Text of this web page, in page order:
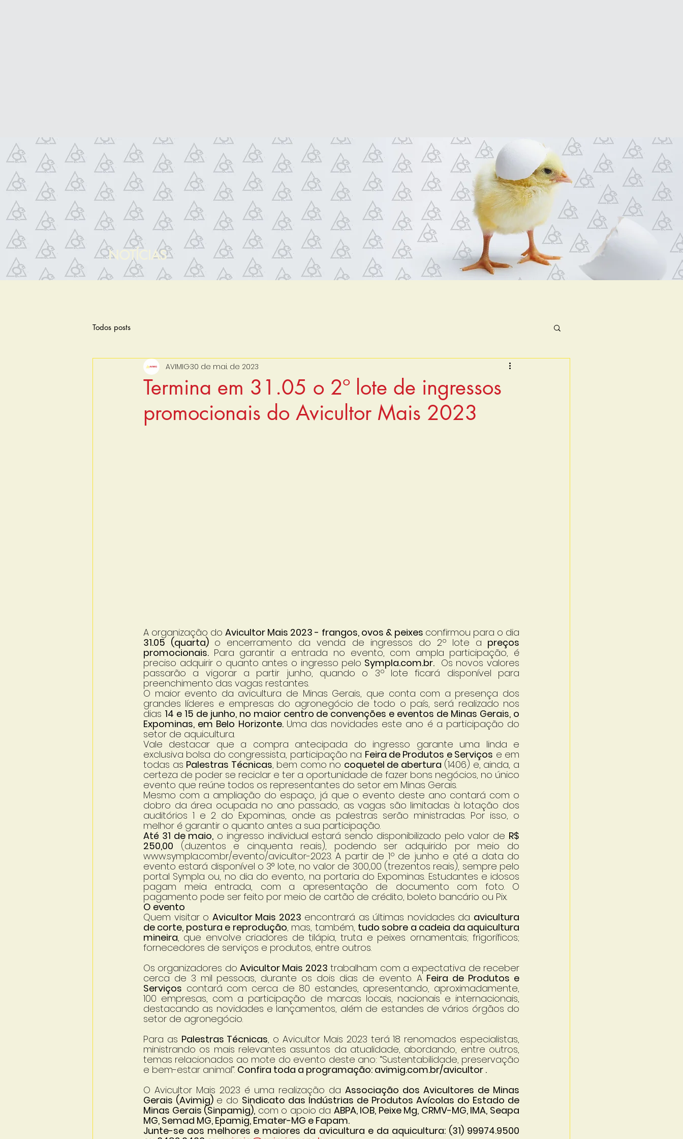
NOTÍCIAS
Todos posts
Termina em 31.05 o 2º lote de ingressos
promocionais do Avicultor Mais 2023
AVIMIG30 de mai. de 2023
A organização do Avicultor Mais 2023 - frangos, ovos & peixes confirmou para o dia
31.05 (quarta) o encerramento da venda de ingressos do 2º lote a preços
promocionais. Para garantir a entrada no evento, com ampla participação, é
preciso adquirir o quanto antes o ingresso pelo Sympla.com.br.
  Os novos valores
passarão a vigorar a partir junho, quando o 3º lote ficará disponível para
preenchimento das vagas restantes.
O maior evento da avicultura de Minas Gerais, que conta com a presença dos
grandes líderes e empresas do agronegócio de todo o país, será realizado nos
dias 14 e 15 de junho, no maior centro de convenções e eventos de Minas Gerais, o
Expominas, em Belo Horizonte. Uma das novidades este ano é a participação do
setor de aquicultura.
Vale destacar que a compra antecipada do ingresso garante uma linda e
exclusiva bolsa do congressista, participação na Feira de Produtos e Serviços e em
todas as Palestras Técnicas, bem como no coquetel de abertura (14.06) e, ainda, a
certeza de poder se reciclar e ter a oportunidade de fazer bons negócios, no único
evento que reúne todos os representantes do setor em Minas Gerais.
Mesmo com a ampliação do espaço, já que o evento deste ano contará com o
dobro da área ocupada no ano passado, as vagas são limitadas à lotação dos
auditórios 1 e 2 do Expominas, onde as palestras serão ministradas. Por isso, o
melhor é garantir o quanto antes a sua participação.
Até 31 de maio, o ingresso individual estará sendo disponibilizado pelo valor de R$
250,00 (duzentos e cinquenta reais), podendo ser adquirido por meio do
www.sympla.com.br/evento/avicultor-2023. A partir de 1º de junho e até a data do
evento estará disponível o 3° lote, no valor de 300,00 (trezentos reais), sempre pelo
portal Sympla ou, no dia do evento, na portaria do Expominas. Estudantes e idosos
pagam meia entrada, com a apresentação de documento com foto. O
pagamento pode ser feito por meio de cartão de crédito, boleto bancário ou Pix.
O evento
Quem visitar o Avicultor Mais 2023 encontrará as últimas novidades da avicultura
de corte, postura e reprodução, mas, também, tudo sobre a cadeia da aquicultura
mineira, que envolve criadores de tilápia, truta e peixes ornamentais; frigoríficos;
fornecedores de serviços e produtos, entre outros.
Os organizadores do Avicultor Mais 2023 trabalham com a expectativa de receber
cerca de 3 mil pessoas, durante os dois dias de evento. A Feira de Produtos e
Serviços contará com cerca de 80 estandes, apresentando, aproximadamente,
100 empresas, com a participação de marcas locais, nacionais e internacionais,
destacando as novidades e lançamentos, além de estandes de vários órgãos do
setor de agronegócio.
Para as Palestras Técnicas, o Avicultor Mais 2023 terá 18 renomados especialistas,
ministrando os mais relevantes assuntos da atualidade, abordando, entre outros,
temas relacionados ao mote do evento deste ano: “Sustentabilidade, preservação
e bem-estar animal”. Confira toda a programação: avimig.com.br/avicultor .
O Avicultor Mais 2023 é uma realização da Associação dos Avicultores de Minas
Gerais (Avimig) e do Sindicato das Indústrias de Produtos Avícolas do Estado de
Minas Gerais (Sinpamig), com o apoio da ABPA, IOB, Peixe Mg, CRMV-MG, IMA, Seapa
MG, Semad MG, Epamig, Emater-MG e Fapam.
Junte-se aos melhores e maiores da avicultura e da aquicultura: (31) 99974.9500